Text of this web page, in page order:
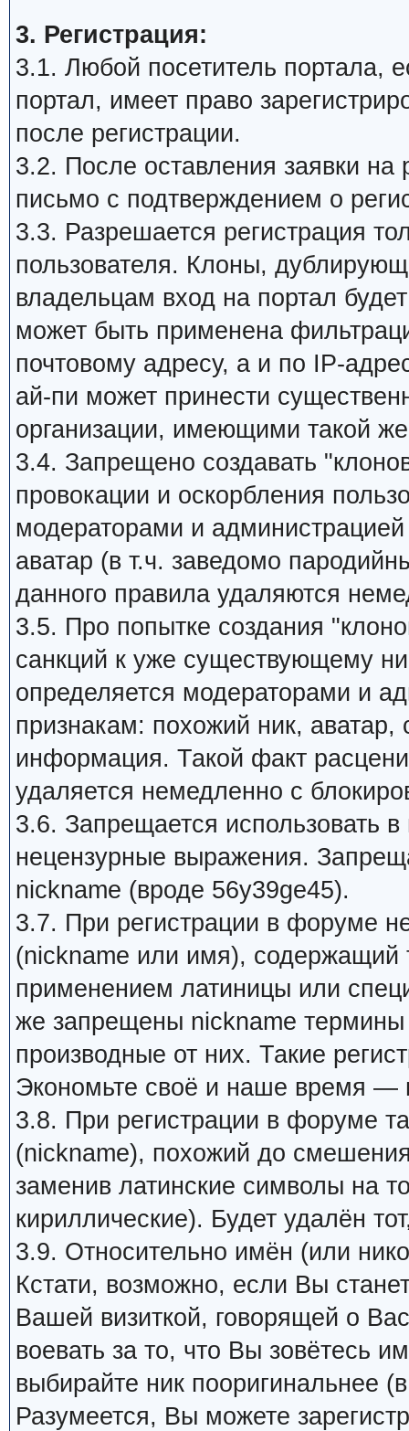
3. Регистрация:
3.1. Любой посетитель портала,
портал, имеет право
после регистрации.
3.2. После оставления заявки на
письмо с подтверждением о
3.3. Разрешается регистрация
пользователя. Клоны,
владельцам вход на портал
может быть применена
почтовому адресу, а и по IP-
ай-пи может принести
организации, имеющими такой
3.4. Запрещено создавать
провокации и оскорбления
модераторами и
аватар (в т.ч. заведомо
данного правила удаляются
3.5. Про попытке создания
санкций к уже существующему
определяется модераторами и
признакам: похожий ник, аватар,
информация. Такой факт
удаляется немедленно с
3.6. Запрещается использовать
нецензурные выражения.
nickname (вроде 56y39ge45).
3.7. При регистрации в форуме
(nickname или имя), содержащий
применением латиницы или
же запрещены nickname
производные от них. Такие
Экономьте своё и наше время —
3.8. При регистрации в форуме
(nickname), похожий до
заменив латинские символы на
кириллические). Будет удалён
3.9. Относительно имён (или
Кстати, возможно, если Вы
Вашей визиткой, говорящей о
воевать за то, что Вы зовётесь
выбирайте ник пооригинальнее
Разумеется, Вы можете